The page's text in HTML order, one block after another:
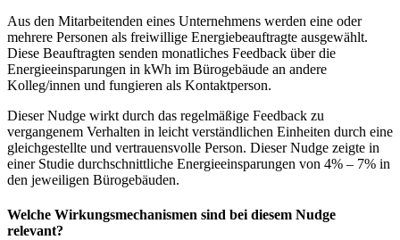
Aus den Mitarbeitenden eines Unternehmens werden eine oder
mehrere Personen als freiwillige Energiebeauftragte ausgewählt.
Diese Beauftragten senden monatliches Feedback über die
Energieeinsparungen in kWh im Bürogebäude an andere
Kolleg/innen und fungieren als Kontaktperson.
Dieser Nudge wirkt durch das regelmäßige Feedback zu
vergangenem Verhalten in leicht verständlichen Einheiten durch eine
gleichgestellte und vertrauensvolle Person. Dieser Nudge zeigte in
einer Studie durchschnittliche Energieeinsparungen von 4% – 7% in
den jeweiligen Bürogebäuden.
Welche Wirkungsmechanismen sind bei diesem Nudge
relevant?